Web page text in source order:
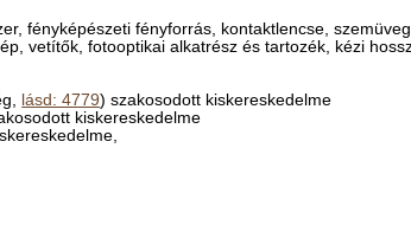
fényképészeti fényforrás, kontaktlencse,
vetítők, fotooptikai alkatrész és tartozék, kézi
lásd: 4779) szakosodott kiskereskedelme
kiskereskedelme